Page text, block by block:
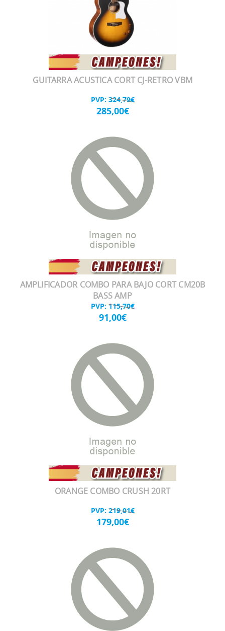
GUITARRA ACUSTICA CORT CJ-RETRO VBM
PVP: 324,79€
285,00€
AMPLIFICADOR COMBO PARA BAJO CORT CM20B
BASS AMP
PVP: 115,70€
91,00€
ORANGE COMBO CRUSH 20RT
PVP: 219,01€
179,00€